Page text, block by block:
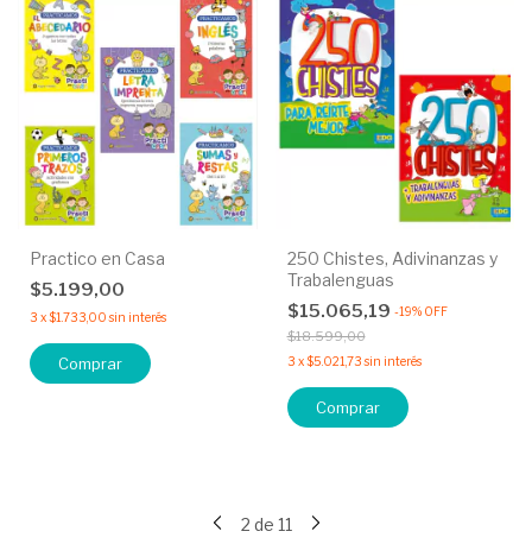
Practico en Casa
$5.199,00
3 x$1.733,00 sin interés
Comprar
250 Chistes, Adivinanzas y
Trabalenguas
$15.065,19 -19% OFF
$18.599,00
3 x$5.021,73 sin interés
Comprar
2 de 11